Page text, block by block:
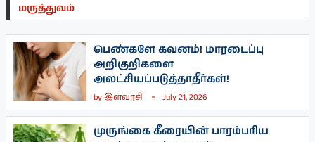
மருத்துவம்
பெண்களே கவனம்! மாரடைப்பு
அறிகுறிகளை
அலட்சியப்படுத்தாதீர்கள்!
byஇளவரசி July 21, 2026
முருங்கை கீரையின் பாரம்பரிய